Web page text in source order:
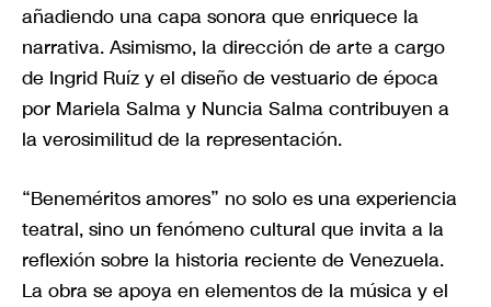
añadiendo una capa sonora que enriquece la
narrativa. Asimismo, la dirección de arte a cargo
de Ingrid Ruíz y el diseño de vestuario de época
por Mariela Salma y Nuncia Salma contribuyen a
la verosimilitud de la representación.
“Beneméritos amores” no solo es una experiencia
teatral, sino un fenómeno cultural que invita a la
reflexión sobre la historia reciente de Venezuela.
La obra se apoya en elementos de la música y el